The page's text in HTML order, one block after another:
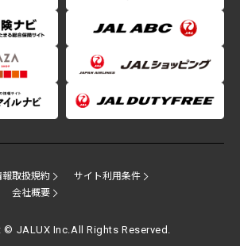
報取扱規約
サイト利用条件
会社概要
© JALUX Inc.All Rights Reserved.